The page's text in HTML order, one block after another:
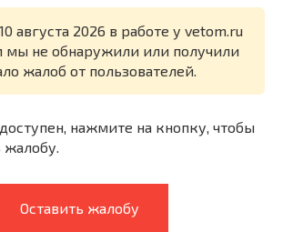
августа 2026 в работе у vetom.ru
мы не обнаружили или получили
жалоб от пользователей.
нажмите на кнопку, чтобы
жалобу.
Оставить жалобу